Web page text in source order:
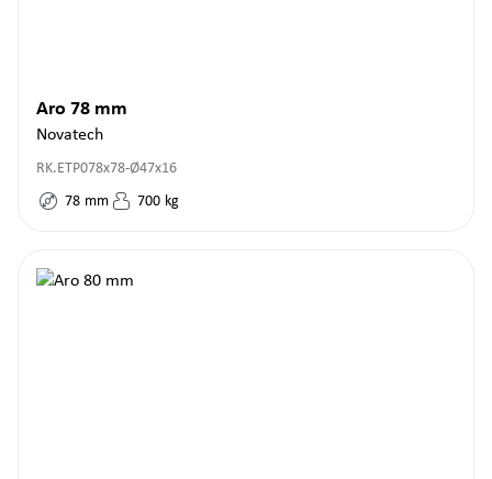
Aro 78 mm
Novatech
RK.ETP078x78-Ø47x16
78 mm 700 kg